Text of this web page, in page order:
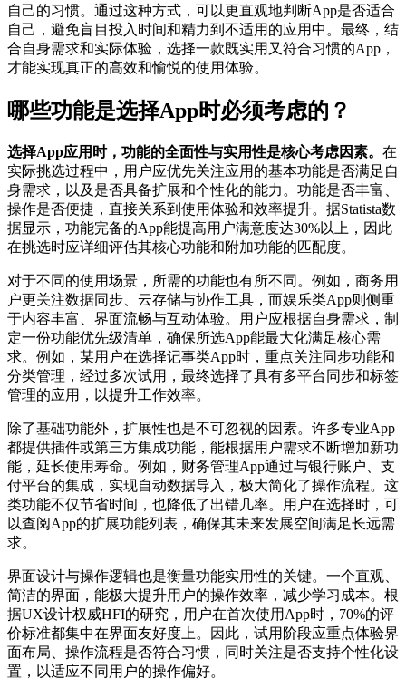
自己的习惯。通过这种方式，可以更直观地判断App是否适合
自己，避免盲目投入时间和精力到不适用的应用中。最终，结
合自身需求和实际体验，选择一款既实用又符合习惯的App，
才能实现真正的高效和愉悦的使用体验。
哪些功能是选择App时必须考虑的？
选择App应用时，功能的全面性与实用性是核心考虑因素。 在
实际挑选过程中，用户应优先关注应用的基本功能是否满足自
身需求，以及是否具备扩展和个性化的能力。功能是否丰富、
操作是否便捷，直接关系到使用体验和效率提升。据Statista数
据显示，功能完备的App能提高用户满意度达30%以上，因此
在挑选时应详细评估其核心功能和附加功能的匹配度。
对于不同的使用场景，所需的功能也有所不同。例如，商务用
户更关注数据同步、云存储与协作工具，而娱乐类App则侧重
于内容丰富、界面流畅与互动体验。用户应根据自身需求，制
定一份功能优先级清单，确保所选App能最大化满足核心需
求。例如，某用户在选择记事类App时，重点关注同步功能和
分类管理，经过多次试用，最终选择了具有多平台同步和标签
管理的应用，以提升工作效率。
除了基础功能外，扩展性也是不可忽视的因素。许多专业App
都提供插件或第三方集成功能，能根据用户需求不断增加新功
能，延长使用寿命。例如，财务管理App通过与银行账户、支
付平台的集成，实现自动数据导入，极大简化了操作流程。这
类功能不仅节省时间，也降低了出错几率。用户在选择时，可
以查阅App的扩展功能列表，确保其未来发展空间满足长远需
求。
界面设计与操作逻辑也是衡量功能实用性的关键。一个直观、
简洁的界面，能极大提升用户的操作效率，减少学习成本。根
据UX设计权威HFI的研究，用户在首次使用App时，70%的评
价标准都集中在界面友好度上。因此，试用阶段应重点体验界
面布局、操作流程是否符合习惯，同时关注是否支持个性化设
置，以适应不同用户的操作偏好。